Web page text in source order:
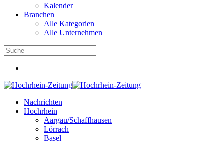
Kalender
Branchen
Alle Kategorien
Alle Unternehmen
Nachrichten
Hochrhein
Aargau/Schaffhausen
Lörrach
Basel